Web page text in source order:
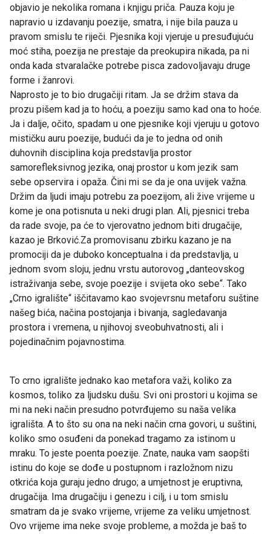
objavio je nekolika romana i knjigu priča. Pauza koju je
napravio u izdavanju poezije, smatra, i nije bila pauza u
pravom smislu te riječi. Pjesnika koji vjeruje u presuđujuću
moć stiha, poezija ne prestaje da preokupira nikada, pa ni
onda kada stvaralačke potrebe pisca zadovoljavaju druge
forme i žanrovi.
Naprosto je to bio drugačiji ritam. Ja se držim stava da
prozu pišem kad ja to hoću, a poeziju samo kad ona to hoće.
Ja i dalje, očito, spadam u one pjesnike koji vjeruju u gotovo
mističku auru poezije, budući da je to jedna od onih
duhovnih disciplina koja predstavlja prostor
samorefleksivnog jezika, onaj prostor u kom jezik sam
sebe opservira i opaža. Čini mi se da je ona uvijek važna.
Držim da ljudi imaju potrebu za poezijom, ali žive vrijeme u
kome je ona potisnuta u neki drugi plan. Ali, pjesnici treba
da rade svoje, pa će to vjerovatno jednom biti drugačije,
kazao je Brković.Za promovisanu zbirku kazano je na
promociji da je duboko konceptualna i da predstavlja, u
jednom svom sloju, jednu vrstu autorovog „danteovskog
istraživanja sebe, svoje poezije i svijeta oko sebe“. Tako
„Crno igralište“ iščitavamo kao svojevrsnu metaforu suštine
našeg bića, načina postojanja i bivanja, sagledavanja
prostora i vremena, u njihovoj sveobuhvatnosti, ali i
pojedinačnim pojavnostima.
To crno igralište jednako kao metafora važi, koliko za
kosmos, toliko za ljudsku dušu. Svi oni prostori u kojima se
mi na neki način presudno potvrđujemo su naša velika
igrališta. A to što su ona na neki način crna govori, u suštini,
koliko smo osuđeni da ponekad tragamo za istinom u
mraku. To jeste poenta poezije. Znate, nauka vam saopšti
istinu do koje se dođe u postupnom i razložnom nizu
otkrića koja guraju jedno drugo; a umjetnost je eruptivna,
drugačija. Ima drugačiju i genezu i cilj, i u tom smislu
smatram da je svako vrijeme, vrijeme za veliku umjetnost.
Ovo vrijeme ima neke svoje probleme, a možda je baš to